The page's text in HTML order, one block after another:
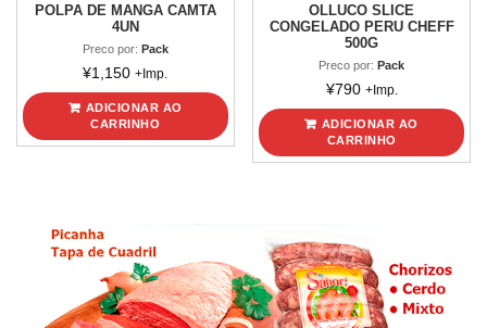
POLPA DE MANGA CAMTA
4UN
Preco por: Pack
¥1,150 +Imp.
ADICIONAR AO
CARRINHO
OLLUCO SLICE
CONGELADO PERU CHEFF
500G
Preco por:Pack
¥790 +Imp.
ADICIONAR AO
CARRINHO